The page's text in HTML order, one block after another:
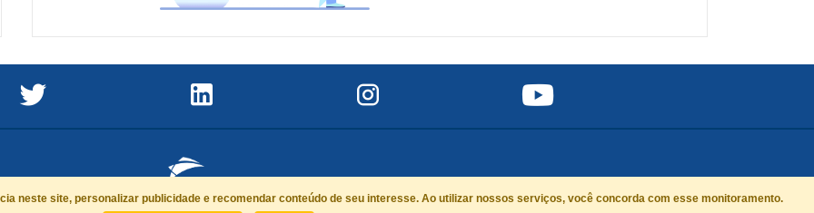
neste site, personalizar publicidade e recomendar conteúdo de seu interesse. Ao utilizar nossos serviços, você concorda com esse monitoramento.